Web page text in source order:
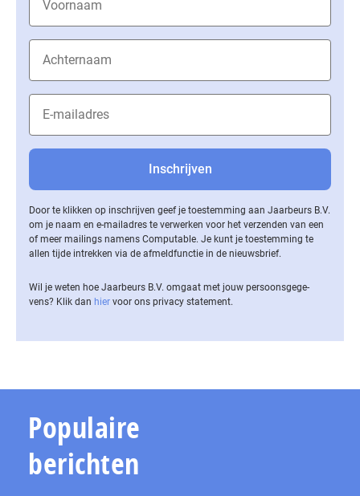
Door te klikken op inschrijven geef je toestemming aan Jaarbeurs B.V.
om je naam en e-mailadres te verwerken voor het verzenden van een
of meer mailings namens Computable. Je kunt je toestemming te
allen tijde intrekken via de af­meld­func­tie in de nieuwsbrief.
Wil je weten hoe Jaarbeurs B.V. omgaat met jouw per­soons­ge­ge­
vens? Klik dan hier voor ons privacy statement.
Populaire
berichten